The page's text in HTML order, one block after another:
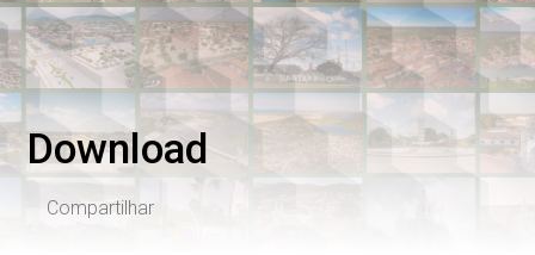
Download
Compartilhar